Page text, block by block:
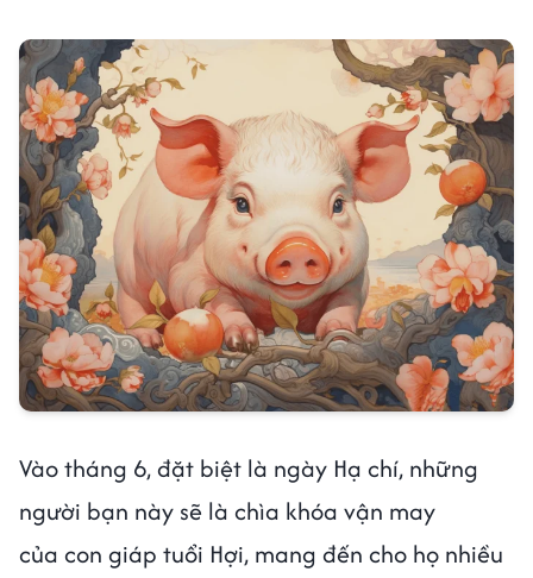
Vào tháng 6, đặt biệt là ngày Hạ chí, những
người bạn này sẽ là chìa khóa vận may
của con giáp tuổi Hợi, mang đến cho họ nhiều